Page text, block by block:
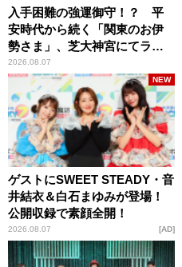
入手困難の強運御守！？ 平
安時代から続く「関東のお伊
勢さま」、芝大神宮にてラン
パンプスが合格祈願！
2026.08.07
ゲストにSWEET STEADY・音
井結衣＆白石まゆみが登場！
公開収録で素顔全開！
2026.08.07
NEW
AD